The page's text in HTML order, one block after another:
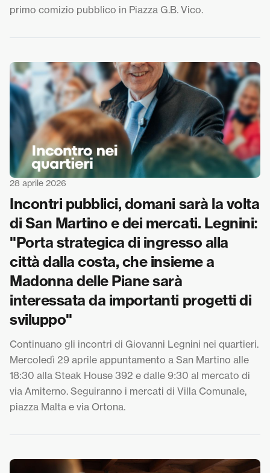
primo comizio pubblico in Piazza G.B. Vico.
28 aprile 2026
Incontri pubblici, domani sarà la volta
di San Martino e dei mercati. Legnini:
"Porta strategica di ingresso alla
città dalla costa, che insieme a
Madonna delle Piane sarà
interessata da importanti progetti di
sviluppo"
Continuano gli incontri di Giovanni Legnini nei quartieri.
Mercoledì 29 aprile appuntamento a San Martino alle
18:30 alla Steak House 392 e dalle 9:30 al mercato di
via Amiterno. Seguiranno i mercati di Villa Comunale,
piazza Malta e via Ortona.